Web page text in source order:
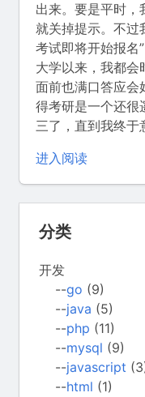
出来。要是平时，
就关掉提示。不过
考试即将开始报
大学以来，我都会
面前也满口答应会
得考研是一个还很
三了，直到我终于
进入阅读
分类
开发
--go (9)
--java (5)
--php (11)
--mysql (9)
--javascript
--html (1)